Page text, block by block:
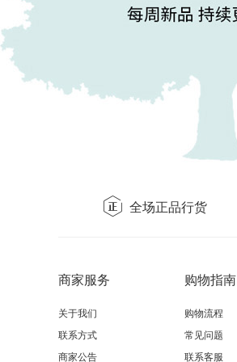
全场正品行货
商家服务
关于我们
联系方式
商家公告
购物指南
购物流程
常见问题
联系客服